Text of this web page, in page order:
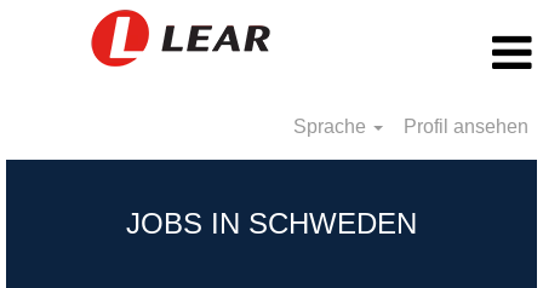
Sprache Profil ansehen
JOBS IN SCHWEDEN